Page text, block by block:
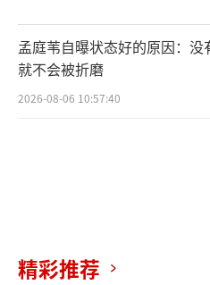
孟庭苇自曝状态好的原因：没
就不会被折磨
2026-08-06 10:57:40
精彩推荐